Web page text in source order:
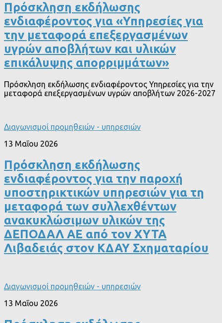
Πρόσκληση εκδήλωσης
ενδιαφέροντος για «Υπηρεσίες για
την μεταφορά επεξεργασμένων
υγρών αποβλήτων και υλικών
επικάλυψης απορριμμάτων»
Πρόσκληση εκδήλωσης ενδιαφέροντος Υπηρεσίες για την
μεταφορά επεξεργασμένων υγρών αποβλήτων 2026-2027
Διαγωνισμοί προμηθειών - υπηρεσιών
13 Μαΐου 2026
Πρόσκληση εκδήλωσης
ενδιαφέροντος για την παροχή
υποστηρικτικών υπηρεσιών για τη
μεταφορά των συλλεχθέντων
ανακυκλώσιμων υλικών της
ΔΕΠΟΔΑΛ ΑΕ από τον ΧΥΤΑ
Λιβαδειάς στον ΚΔΑΥ Σχηματαρίου
Διαγωνισμοί προμηθειών - υπηρεσιών
13 Μαΐου 2026